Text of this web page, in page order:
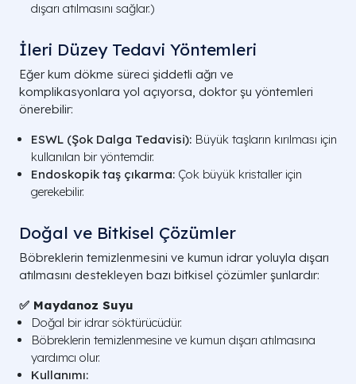
dışarı atılmasını sağlar.)
İleri Düzey Tedavi Yöntemleri
Eğer kum dökme süreci şiddetli ağrı ve
komplikasyonlara yol açıyorsa, doktor şu yöntemleri
önerebilir:
ESWL (Şok Dalga Tedavisi): Büyük taşların kırılması için
kullanılan bir yöntemdir.
Endoskopik taş çıkarma: Çok büyük kristaller için
gerekebilir.
Doğal ve Bitkisel Çözümler
Böbreklerin temizlenmesini ve kumun idrar yoluyla dışarı
atılmasını destekleyen bazı bitkisel çözümler şunlardır:
✅ Maydanoz Suyu
Doğal bir idrar söktürücüdür.
Böbreklerin temizlenmesine ve kumun dışarı atılmasına
yardımcı olur.
Kullanımı: